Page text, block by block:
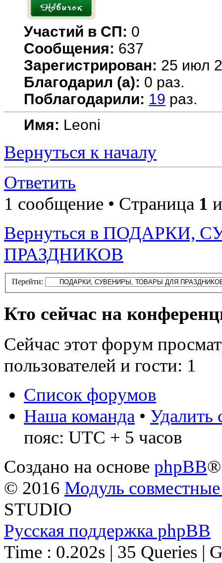
Участий в СП: 0
Сообщения: 637
Зарегистрирован: 25 июл
Благодарил (а): 0 раз.
Поблагодарили: 19 раз.
Имя: Leoni
Вернуться к началу
Ответить
1 сообщение • Страница 1
Вернуться в
ПРАЗДНИКОВ
Перейти:
Кто сейчас на
Сейчас этот форум
пользователей и гости: 1
Список форумов
Наша команда • Удалить
пояс: UTC + 5 часов
Создано на основе phpBB®
© 2016 Модуль
STUDIO
Русская поддержка phpBB
Time : 0.202s | 35 Queries |